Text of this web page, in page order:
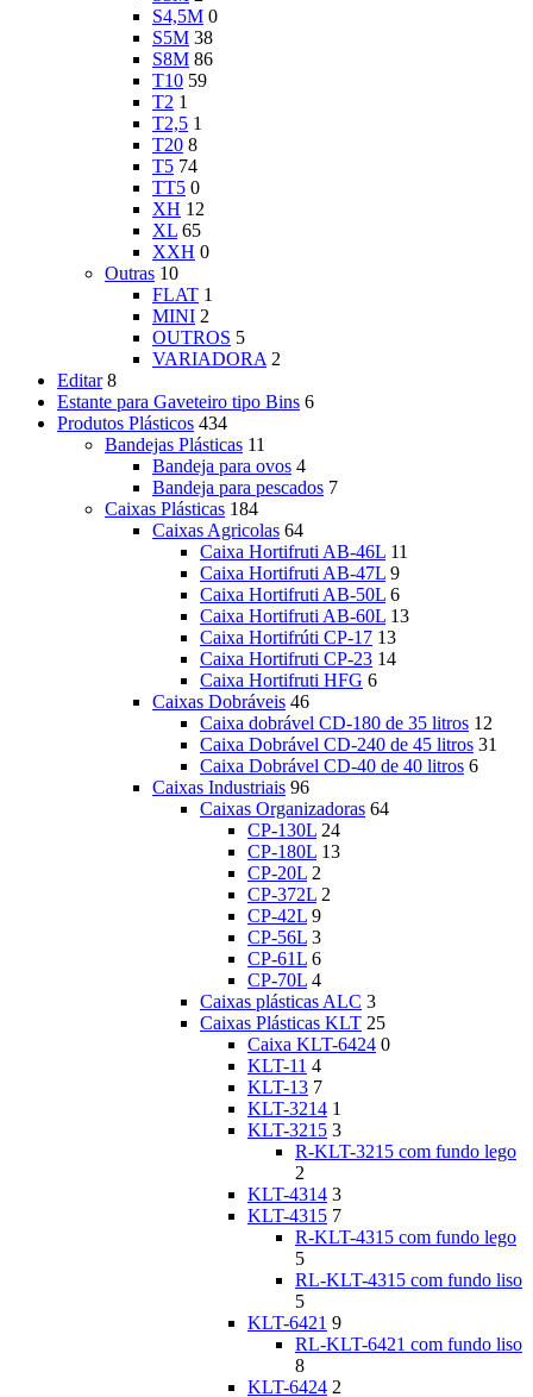
S4,5M 0
S5M 38
S8M 86
T10 59
T2 1
T2,5 1
T20 8
T5 74
TT5 0
XH 12
XL 65
XXH 0
Outras 10
FLAT 1
MINI 2
OUTROS 5
VARIADORA 2
Editar 8
Estante para Gaveteiro tipo Bins 6
Produtos Plásticos 434
Bandejas Plásticas 11
Bandeja para ovos 4
Bandeja para pescados 7
Caixas Plásticas 184
Caixas Agricolas 64
Caixa Hortifruti AB-46L 11
Caixa Hortifruti AB-47L 9
Caixa Hortifruti AB-50L 6
Caixa Hortifruti AB-60L 13
Caixa Hortifrúti CP-17 13
Caixa Hortifruti CP-23 14
Caixa Hortifruti HFG 6
Caixas Dobráveis 46
Caixa dobrável CD-180 de 35 litros 12
Caixa Dobrável CD-240 de 45 litros 31
Caixa Dobrável CD-40 de 40 litros 6
Caixas Industriais 96
Caixas Organizadoras 64
CP-130L 24
CP-180L 13
CP-20L 2
CP-372L 2
CP-42L 9
CP-56L 3
CP-61L 6
CP-70L 4
Caixas plásticas ALC 3
Caixas Plásticas KLT 25
Caixa KLT-6424 0
KLT-11 4
KLT-13 7
KLT-3214 1
KLT-3215 3
R-KLT-3215 com fundo lego
2
KLT-4314 3
KLT-4315 7
R-KLT-4315 com fundo lego
5
RL-KLT-4315 com fundo liso
5
KLT-6421 9
RL-KLT-6421 com fundo liso
8
KLT-6424 2